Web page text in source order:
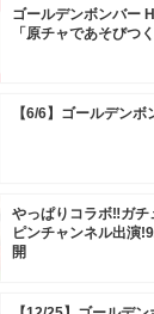
ゴールデンボンバー
「原チャであそびつ
【6/6】ゴールデン
やっぱりコラボ‼ガ
ピンチャンネル出演
開